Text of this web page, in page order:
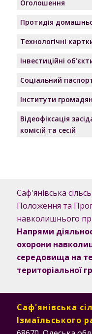
Оголошення
Протидія
Технологічні
Інвестиційні
Соціальний
Інститути
Відеофіксація
комісій та сесій
Саф'янівська
Положення та
навколишнього
Напрями
охорони
середовища на
територіальної
Саф'янівська
Ізмаїльського